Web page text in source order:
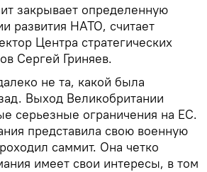
закрывает определенную
развития НАТО, считает
Центра стратегических
Сергей Гриняев.
не та, какой была
Выход Великобритании
серьезные ограничения на ЕС.
представила свою военную
саммит. Она четко
имеет свои интересы, в том